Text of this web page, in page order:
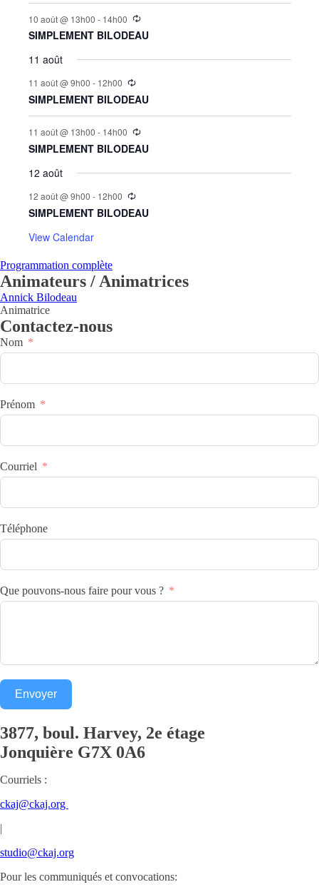
10 août @ 13h00 - 14h00
SIMPLEMENT BILODEAU
11 août
11 août @ 9h00 - 12h00
SIMPLEMENT BILODEAU
11 août @ 13h00 - 14h00
SIMPLEMENT BILODEAU
12 août
12 août @ 9h00 - 12h00
SIMPLEMENT BILODEAU
View Calendar
Programmation complète
Animateurs / Animatrices
Annick Bilodeau
Animatrice
Contactez-nous
Nom
Prénom
Courriel
Téléphone
Que pouvons-nous faire pour vous ?
Envoyer
3877, boul. Harvey, 2e étage
Jonquière G7X 0A6
Courriels :
ckaj@ckaj.org
|
studio@ckaj.org
Pour les communiqués et convocations: